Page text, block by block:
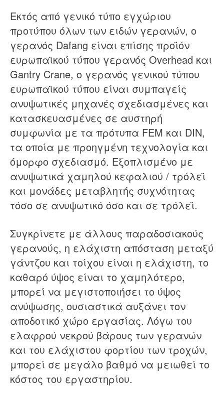
Εκτός από γενικό τύπο εγχώριου
προτύπου όλων των ειδών γερανών, ο
γερανός Dafang είναι επίσης προϊόν
ευρωπαϊκού τύπου γερανός Overhead και
Gantry Crane, ο γερανός γενικού τύπου
ευρωπαϊκού τύπου είναι συμπαγείς
ανυψωτικές μηχανές σχεδιασμένες και
κατασκευασμένες σε αυστηρή
συμφωνία με τα πρότυπα FEM και DIN,
τα οποία με προηγμένη τεχνολογία και
όμορφο σχεδιασμό. Εξοπλισμένο με
ανυψωτικά χαμηλού κεφαλιού / τρόλεϊ
και μονάδες μεταβλητής συχνότητας
τόσο σε ανυψωτικό όσο και σε τρόλεϊ.
Συγκρίνετε με άλλους παραδοσιακούς
γερανούς, η ελάχιστη απόσταση μεταξύ
γάντζου και τοίχου είναι η ελάχιστη, το
καθαρό ύψος είναι το χαμηλότερο,
μπορεί να μεγιστοποιήσει το ύψος
ανύψωσης, ουσιαστικά αυξάνει τον
αποδοτικό χώρο εργασίας. Λόγω του
ελαφρού νεκρού βάρους των γερανών
και του ελάχιστου φορτίου των τροχών,
μπορεί σε μεγάλο βαθμό να μειωθεί το
κόστος του εργαστηρίου.